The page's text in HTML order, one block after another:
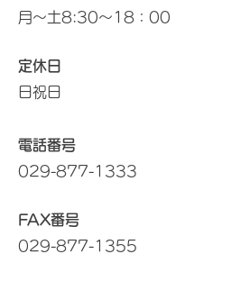
月～土8:30～18：00
定休日
日祝日
電話番号
029-877-1333
FAX番号
029-877-1355